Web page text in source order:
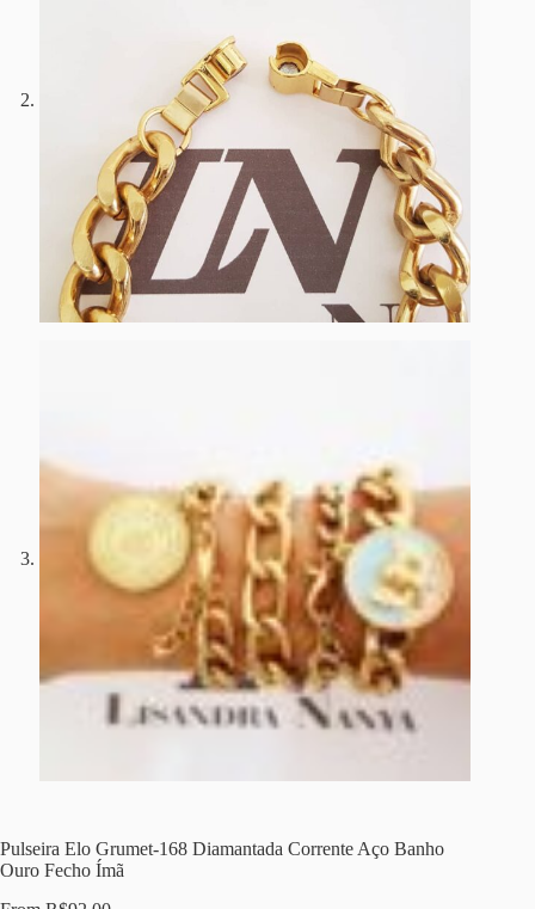
Pulseira Elo Grumet-168 Diamantada Corrente Aço Banho
Ouro Fecho Ímã